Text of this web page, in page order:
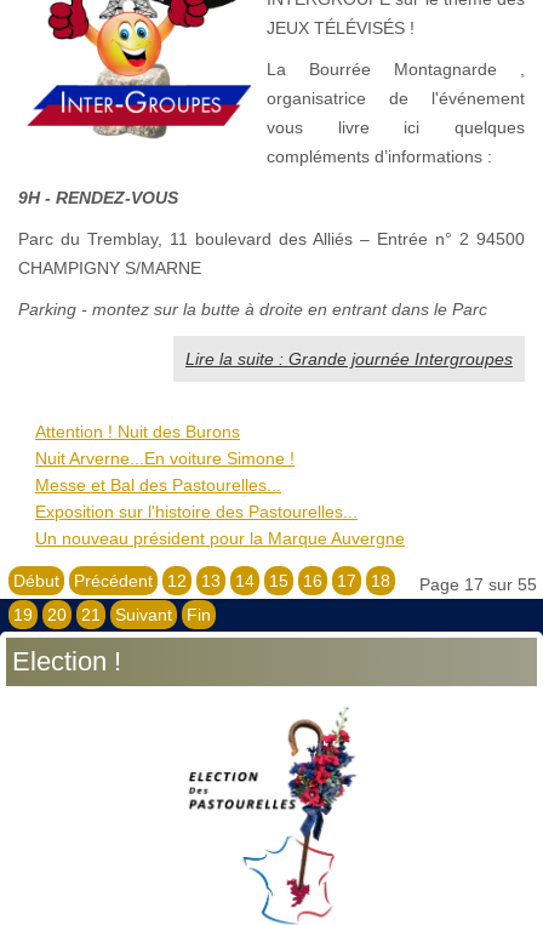
JEUX TÉLÉVISÉS !
La Bourrée Montagnarde ,
organisatrice de l'événement
vous livre ici quelques
compléments d’informations :
9H - RENDEZ-VOUS
Parc du Tremblay, 11 boulevard des Alliés – Entrée n° 2 94500
CHAMPIGNY S/MARNE
Parking - montez sur la butte à droite en entrant dans le Parc
Lire la suite : Grande journée Intergroupes
Attention ! Nuit des Burons
Nuit Arverne...En voiture Simone !
Messe et Bal des Pastourelles...
Exposition sur l'histoire des Pastourelles...
Un nouveau président pour la Marque Auvergne
Page 17 sur 55
Début Précédent 12 13 14 15 16 17
18
19
20 21 Suivant Fin
Election !